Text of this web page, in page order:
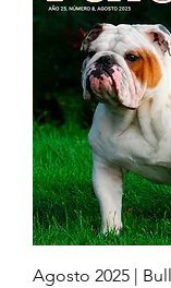
Agosto 2025 |